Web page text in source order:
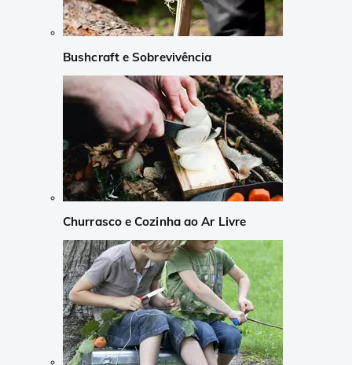
Bushcraft e Sobrevivência
Churrasco e Cozinha ao Ar Livre